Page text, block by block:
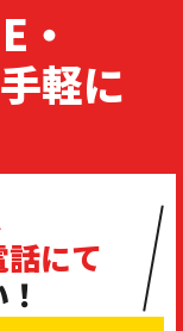
・
軽に
話にて